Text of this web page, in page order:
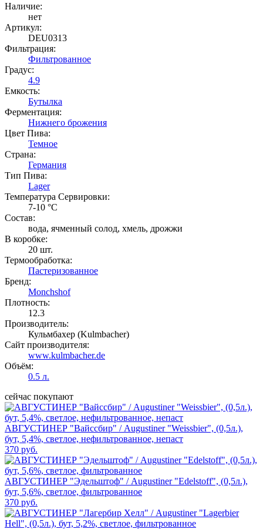
Наличие:
нет
Артикул:
DEU0313
Фильтрация:
Фильтрованное
Градус:
4.9
Емкость:
Бутылка
Ферментация:
Нижнего брожения
Цвет Пива:
Темное
Страна:
Германия
Тип Пива:
Lager
Температура Cервировки:
7-10 °С
Состав:
вода, ячменный солод, хмель, дрожжи
В коробке:
20 шт.
Термообработка:
Пастеризованное
Бренд:
Monchshof
Плотность:
12.3
Производитель:
Кульмбахер (Kulmbacher)
Сайт производителя:
www.kulmbacher.de
Объём:
0.5 л.
сейчас покупают
АВГУСТИНЕР "Вайссбир" / Augustiner "Weissbier", (0,5л.),
бут, 5,4%, светлое, нефильтрованное, непаст
370 руб.
АВГУСТИНЕР "Эдельштоф" / Augustiner "Edelstoff", (0,5л.),
бут, 5,6%, светлое, фильтрованное
370 руб.